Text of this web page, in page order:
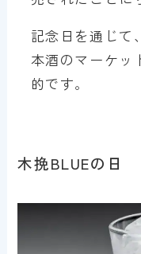
記念日を通じて
本酒のマーケッ
的です。
木挽BLUEの日